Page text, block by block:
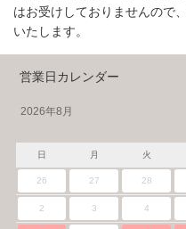
はお受けしておりませんので
いたします。
営業日カレンダー
2026年8月
日 月 火
26 27 28
2 3 4